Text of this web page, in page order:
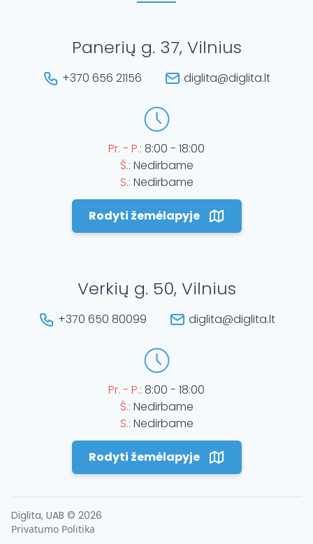
Panerių g. 37, Vilnius
+370 656 21156 diglita@diglita.lt
Pr. - P.: 8:00 - 18:00
Š.: Nedirbame
S.: Nedirbame
Rodyti žemėlapyje
Verkių g. 50, Vilnius
+370 650 80099 diglita@diglita.lt
Pr. - P.: 8:00 - 18:00
Š.: Nedirbame
S.: Nedirbame
Rodyti žemėlapyje
Diglita, UAB © 2026
Privatumo Politika